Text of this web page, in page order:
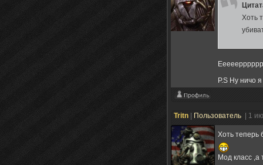
Хоть
P.S Ну ничо
Tritn Пользователь | 1
Хоть теперь
Мод класс ,а